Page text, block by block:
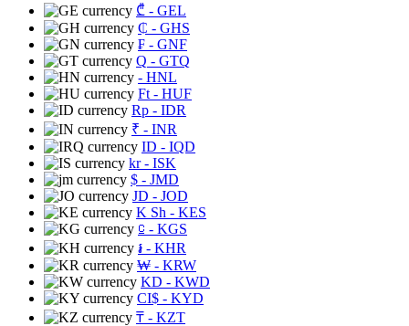
₾ - GEL
₵ - GHS
₣ - GNF
Q - GTQ
- HNL
Ft - HUF
Rp - IDR
₹ - INR
ID - IQD
kr- ISK
$ - JMD
JD - JOD
K Sh - KES
⃀ - KGS
៛ - KHR
₩ - KRW
KD - KWD
CI$ - KYD
₸ - KZT